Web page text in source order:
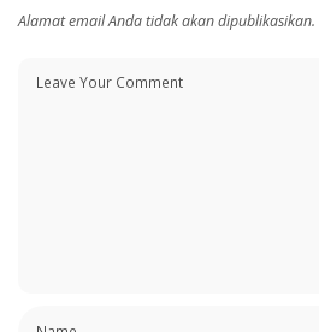
Alamat email Anda tidak akan dipublikasikan.